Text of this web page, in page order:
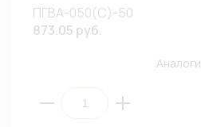
ПГВА-050(С)-50
873.05 руб.
Аналоги